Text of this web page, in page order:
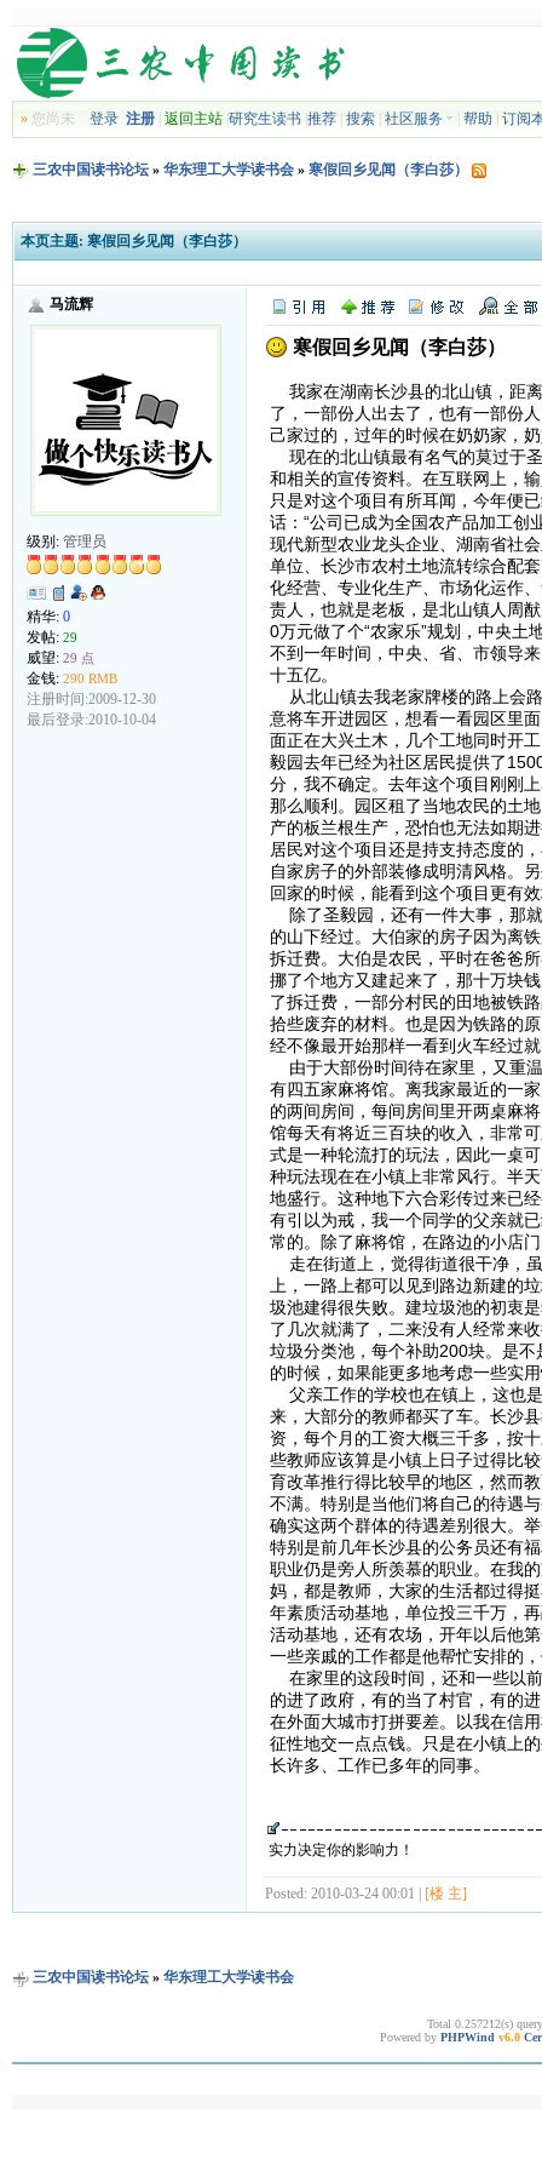
»您尚未 登录 注册| 返回主站| 研究生读书| 推荐| 搜索| 社区服务 帮助 订阅
三农中国读书论坛» 华东理工大学读书会» 寒假回乡见闻（李白莎）
本页主题: 寒假回乡见闻（李白莎）
马流辉
级别: 管理员
精华: 0
发帖: 29
威望: 29 点
金钱: 290 RMB
注册时间:2009-12-30
最后登录:2010-10-04
寒假回乡见闻（李白莎）
我家在湖南长沙县的北山镇，距
了，一部份人出去了，也有一部份
己家过的，过年的时候在奶奶家，
现在的北山镇最有名气的莫过于
和相关的宣传资料。在互联网上，
只是对这个项目有所耳闻，今年便
话：“公司已成为全国农产品加工创
现代新型农业龙头企业、湖南省社
单位、长沙市农村土地流转综合配
化经营、专业化生产、市场化运作
责人，也就是老板，是北山镇人周
0万元做了个“农家乐”规划，中央土
不到一年时间，中央、省、市领导
十五亿。
从北山镇去我老家牌楼的路上会
意将车开进园区，想看一看园区里
面正在大兴土木，几个工地同时开
毅园去年已经为社区居民提供了
分，我不确定。去年这个项目刚刚
那么顺利。园区租了当地农民的土
产的板兰根生产，恐怕也无法如期
居民对这个项目还是持支持态度的
自家房子的外部装修成明清风格。
回家的时候，能看到这个项目更有
除了圣毅园，还有一件大事，那
的山下经过。大伯家的房子因为离
拆迁费。大伯是农民，平时在爸爸
挪了个地方又建起来了，那十万块
了拆迁费，一部分村民的田地被铁
拾些废弃的材料。也是因为铁路的
经不像最开始那样一看到火车经过
由于大部份时间待在家里，又重
有四五家麻将馆。离我家最近的一
的两间房间，每间房间里开两桌麻
馆每天有将近三百块的收入，非常
式是一种轮流打的玩法，因此一桌
种玩法现在在小镇上非常风行。半
地盛行。这种地下六合彩传过来已
有引以为戒，我一个同学的父亲就
常的。除了麻将馆，在路边的小店
走在街道上，觉得街道很干净，
上，一路上都可以见到路边新建的
圾池建得很失败。建垃圾池的初衷
了几次就满了，二来没有人经常来
垃圾分类池，每个补助200块。是
的时候，如果能更多地考虑一些实
父亲工作的学校也在镇上，这也
来，大部分的教师都买了车。长沙
资，每个月的工资大概三千多，按
些教师应该算是小镇上日子过得比
育改革推行得比较早的地区，然而
不满。特别是当他们将自己的待遇
确实这两个群体的待遇差别很大。
特别是前几年长沙县的公务员还有
职业仍是旁人所羡慕的职业。在我
妈，都是教师，大家的生活都过得
年素质活动基地，单位投三千万，
活动基地，还有农场，开年以后他
一些亲戚的工作都是他帮忙安排的
在家里的这段时间，还和一些以
的进了政府，有的当了村官，有的
在外面大城市打拼要差。以我在信
征性地交一点点钱。只是在小镇上
长许多、工作已多年的同事。
实力决定你的影响力！
Posted: 2010-03-24 00:01 | [楼 主]
三农中国读书论坛» 华东理工大学读书会
Total 0.257212(s)
Powered by PHPWind v6.0